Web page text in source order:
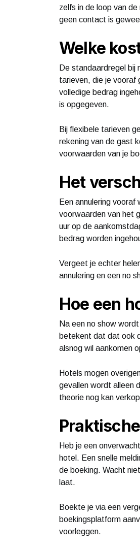
zelfs in de loop van
geen contact is
Welke
De standaardregel bij
tarieven, die je vooraf
volledige bedrag
is opgegeven.
Bij flexibele tarieven
rekening van de gast
voorwaarden van je
Het
Een annulering
voorwaarden van het
uur op de
bedrag worden
Vergeet je echter
annulering en een no
Hoe een
Na een no show
betekent dat dat ook
alsnog wil aankomen
Hotels mogen
gevallen wordt alleen
theorie nog kan
Heb je een
hotel. Een snelle
de boeking. Wacht
laat.
Boekte je via een
boekingsplatform
voorleggen.